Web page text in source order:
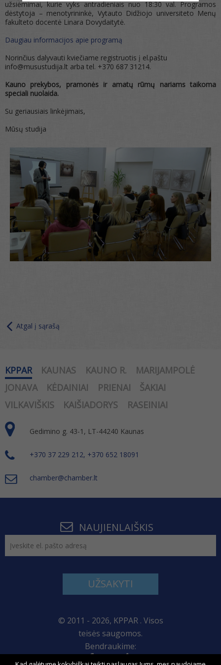
užsiėmimai, kurie vyks antradieniais nuo 18:30 val. Programos
dėstytoja – menotyrininkė, Vytauto Didžiojo universiteto Menų
fakulteto docentė Linara Dovydaitytė.
Daugiau informacijos apie programą
Norinčius dalyvauti kviečiame registruotis į el.paštu
info@musustudija.lt arba tel. +370 687 31214.
Kauno prekybos, pramonės ir amatų rūmų nariams taikoma
speciali nuolaida.
Su geriausiais linkėjimais,
Mūsų studija
Atgal į sąrašą
KPPAR KAUNAS KAUNO R.
MARIJAMPOLĖ
JONAVA
KĖDAINIAI PRIENAI
ŠAKIAI
VILKAVIŠKIS
KAIŠIADORYS RASEINIAI
Gedimino g. 43-1, LT-44240 Kaunas
+370 37 229 212, +370 652 18091
chamber@chamber.lt
NAUJIENLAIŠKIS
UŽSAKYTI
© 2011 - 2026, KPPAR . Visos
teisės saugomos.
Bendraukime: